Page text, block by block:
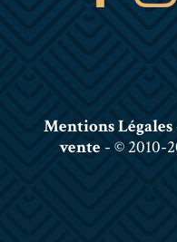
Mentions Légales
vente - © 2010-